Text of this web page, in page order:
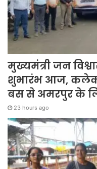
मुख्यमंत्री जन
शुभारंभ आज,
बस से अमरपुर के
23 hours ago